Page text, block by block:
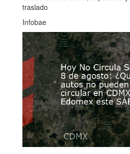
traslado
Infobae